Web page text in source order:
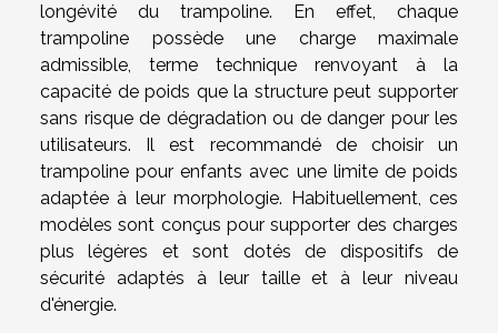
longévité du trampoline. En effet, chaque
trampoline possède une charge maximale
admissible, terme technique renvoyant à la
capacité de poids que la structure peut supporter
sans risque de dégradation ou de danger pour les
utilisateurs. Il est recommandé de choisir un
trampoline pour enfants avec une limite de poids
adaptée à leur morphologie. Habituellement, ces
modèles sont conçus pour supporter des charges
plus légères et sont dotés de dispositifs de
sécurité adaptés à leur taille et à leur niveau
d'énergie.